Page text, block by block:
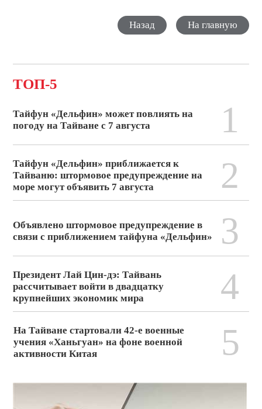
Назад На главную
ТОП-5
Тайфун «Дельфин» может повлиять на
погоду на Тайване с 7 августа
1
Тайфун «Дельфин» приближается к
Тайваню: штормовое предупреждение на
море могут объявить 7 августа
2
Объявлено штормовое предупреждение в
связи с приближением тайфуна «Дельфин»
3
Президент Лай Цин-дэ: Тайвань
рассчитывает войти в двадцатку
крупнейших экономик мира
4
На Тайване стартовали 42-е военные
учения «Ханьгуан» на фоне военной
активности Китая
5